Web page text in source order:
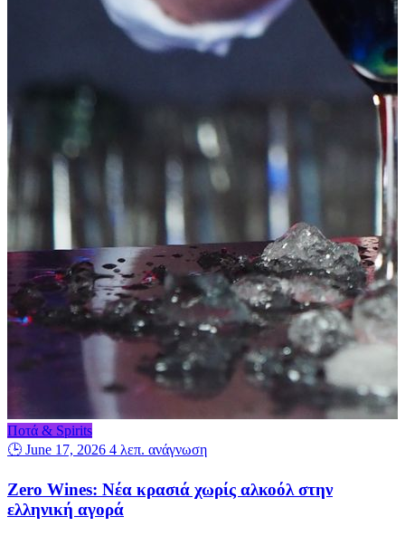
Ποτά & Spirits
🕒 June 17, 2026 4 λεπ. ανάγνωση
Zero Wines: Νέα κρασιά χωρίς αλκοόλ στην
ελληνική αγορά